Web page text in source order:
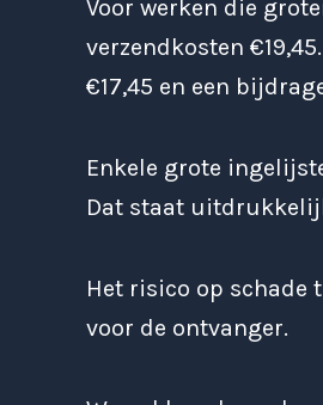
Voor werken die
verzendkosten
€17,45 en een
Enkele grote
Dat staat
Het risico op schade
voor de ontvanger.